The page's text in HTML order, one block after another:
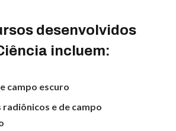
desenvolvidos
incluem:
campo escuro
e de campo